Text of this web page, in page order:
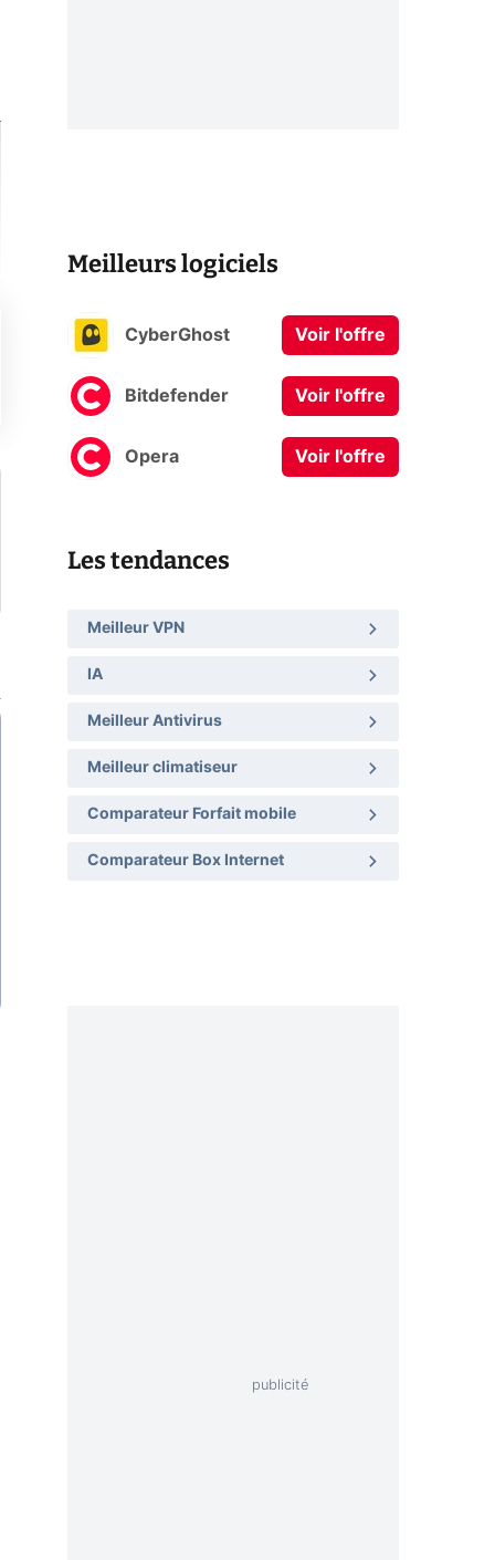
Meilleurs logiciels
CyberGhost Voir l'offre
Bitdefender Voir l'offre
Opera Voir l'offre
Les tendances
Meilleur VPN
IA
Meilleur Antivirus
Meilleur climatiseur
Comparateur Forfait mobile
Comparateur Box Internet